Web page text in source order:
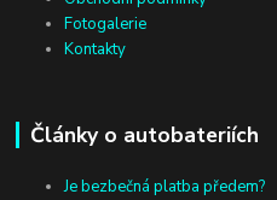
Fotogalerie
Kontakty
Články o autobateriích
Je bezbečná platba předem?